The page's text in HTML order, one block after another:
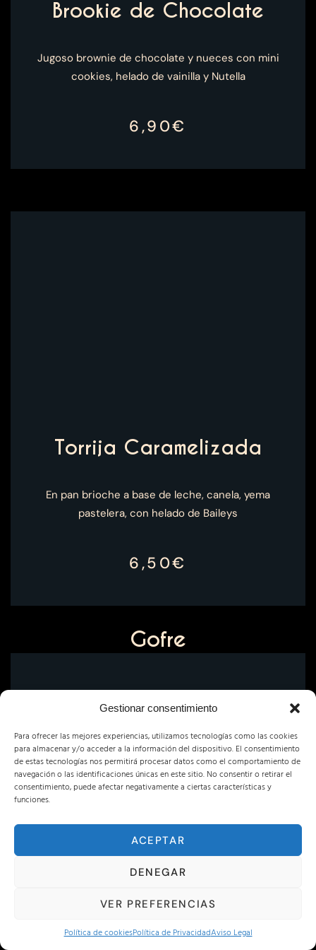
Gestionar consentimiento
Para ofrecer las mejores experiencias, utilizamos tecnologías como las cookies
para almacenar y/o acceder a la información del dispositivo. El consentimiento
de estas tecnologías nos permitirá procesar datos como el comportamiento de
navegación o las identificaciones únicas en este sitio. No consentir o retirar el
consentimiento, puede afectar negativamente a ciertas características y
funciones.
ACEPTAR
DENEGAR
VER PREFERENCIAS
Política de cookiesPolítica de PrivacidadAviso Legal
Brookie de Chocolate
Jugoso brownie de chocolate y nueces con mini
cookies, helado de vainilla y Nutella
6,90€
Torrija Caramelizada
En pan brioche a base de leche, canela, yema
pastelera, con helado de Baileys
6,50€
Gofre
Gofre solo
3,75€